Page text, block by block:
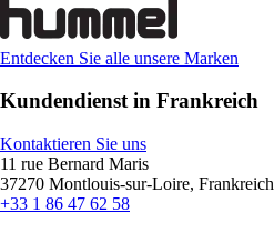
Entdecken Sie alle unsere Marken
Kundendienst in Frankreich
Kontaktieren Sie uns
11 rue Bernard Maris
37270 Montlouis-sur-Loire, Frankreich
+33 1 86 47 62 58